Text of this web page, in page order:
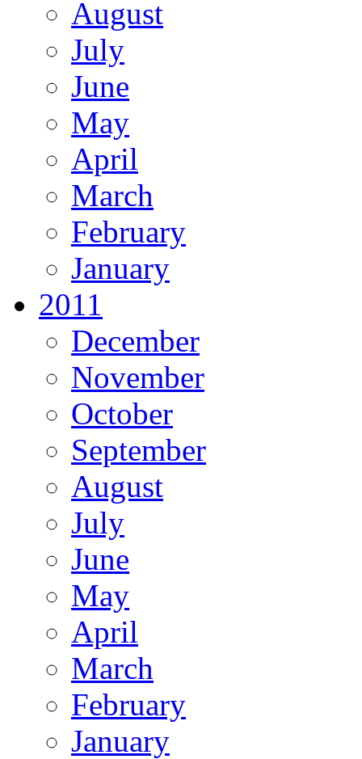
August
July
June
May
April
March
February
January
2011
December
November
October
September
August
July
June
May
April
March
February
January